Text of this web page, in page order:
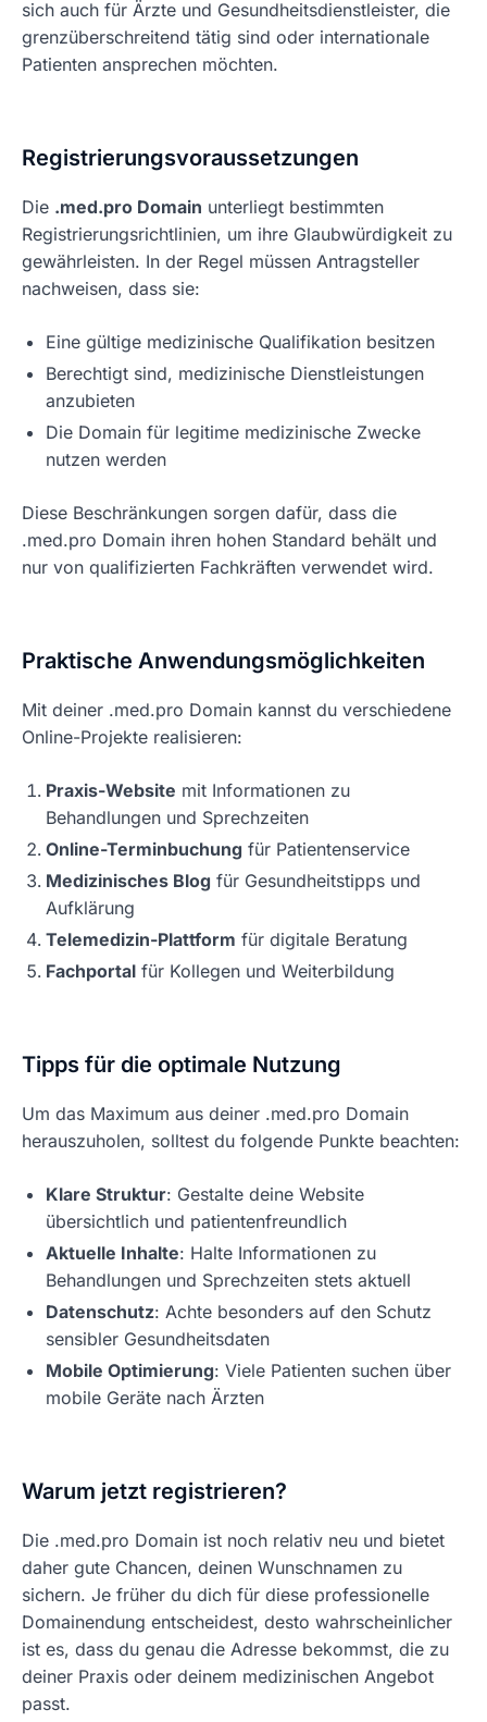
sich auch für Ärzte und Gesundheitsdienstleister, die
grenzüberschreitend tätig sind oder internationale
Patienten ansprechen möchten.
Registrierungsvoraussetzungen
Die .med.pro Domain unterliegt bestimmten
Registrierungsrichtlinien, um ihre Glaubwürdigkeit zu
gewährleisten. In der Regel müssen Antragsteller
nachweisen, dass sie:
Eine gültige medizinische Qualifikation besitzen
Berechtigt sind, medizinische Dienstleistungen
anzubieten
Die Domain für legitime medizinische Zwecke
nutzen werden
Diese Beschränkungen sorgen dafür, dass die
.med.pro Domain ihren hohen Standard behält und
nur von qualifizierten Fachkräften verwendet wird.
Praktische Anwendungsmöglichkeiten
Mit deiner .med.pro Domain kannst du verschiedene
Online-Projekte realisieren:
Praxis-Website mit Informationen zu
Behandlungen und Sprechzeiten
Online-Terminbuchung für Patientenservice
Medizinisches Blog für Gesundheitstipps und
Aufklärung
Telemedizin-Plattform für digitale Beratung
Fachportal für Kollegen und Weiterbildung
Tipps für die optimale Nutzung
Um das Maximum aus deiner .med.pro Domain
herauszuholen, solltest du folgende Punkte beachten:
Klare Struktur: Gestalte deine Website
übersichtlich und patientenfreundlich
Aktuelle Inhalte: Halte Informationen zu
Behandlungen und Sprechzeiten stets aktuell
Datenschutz: Achte besonders auf den Schutz
sensibler Gesundheitsdaten
Mobile Optimierung: Viele Patienten suchen über
mobile Geräte nach Ärzten
Warum jetzt registrieren?
Die .med.pro Domain ist noch relativ neu und bietet
daher gute Chancen, deinen Wunschnamen zu
sichern. Je früher du dich für diese professionelle
Domainendung entscheidest, desto wahrscheinlicher
ist es, dass du genau die Adresse bekommst, die zu
deiner Praxis oder deinem medizinischen Angebot
passt.